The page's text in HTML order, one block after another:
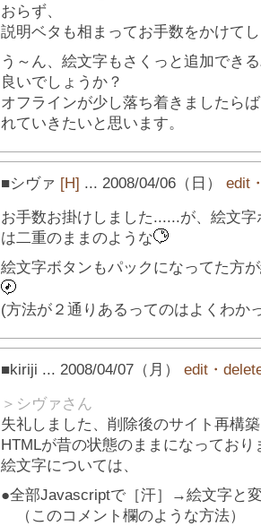
おらず、
説明ベタも相まってお手数をかけて
う～ん、絵文字もさくっと追加でき
良いでしょうか？
オフラインが少し落ち着きましたら
れていきたいと思います。
■シヴァ [H] ... 2008/04/06（日） edit
お手数お掛けしました......が、絵文
は二重のままのような
絵文字ボタンもパックになってた方
(方法が２通りあるってのはよくわか
■kiriji ... 2008/04/07（月） edit・
＞シヴァさん
失礼しました、削除後のサイト再構
HTMLが昔の状態のままになっており
絵文字については、
●全部Javascriptで［汗］→絵文字と
（このコメント欄のような方法）